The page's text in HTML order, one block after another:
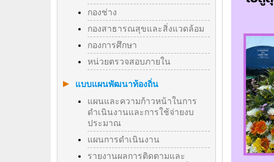
กองช่าง
กองสาธารณสุขและสิ่งแวดล้อม
กองการศึกษา
หน่วยตรวจสอบภายใน
แบบแผนพัฒนาท้องถิ่น
แผนและความก้าวหน้าในการ
ดำเนินงานและการใช้จ่ายงบ
ประมาณ
แผนการดำเนินงาน
รายงานผลการติดตามและ